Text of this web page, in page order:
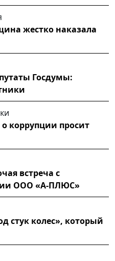
жестко наказала
Госдумы:
коррупции просит
встреча с
ООО «А-ПЛЮС»
стук колес», который